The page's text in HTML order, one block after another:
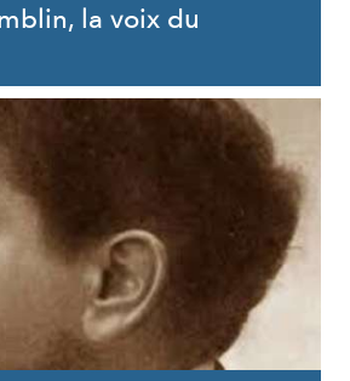
la voix du